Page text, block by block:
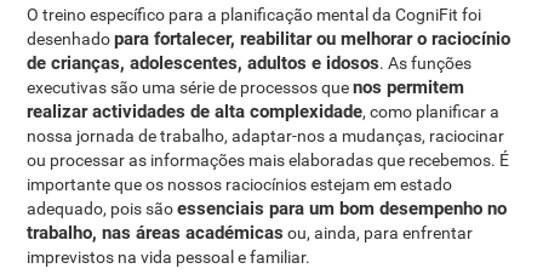
O treino específico para a planificação mental da CogniFit foi
desenhadopara fortalecer, reabilitar ou melhorar o raciocínio
de crianças, adolescentes, adultos e idosos. As funções
executivas são uma série de processos quenos permitem
realizar actividades de alta complexidade, como planificar a
nossa jornada de trabalho, adaptar-nos a mudanças, raciocinar
ou processar as informações mais elaboradas que recebemos. É
importante que os nossos raciocínios estejam em estado
adequado, pois sãoessenciais para um bom desempenho no
trabalho, nas áreas académicas ou, ainda, para enfrentar
imprevistos na vida pessoal e familiar.